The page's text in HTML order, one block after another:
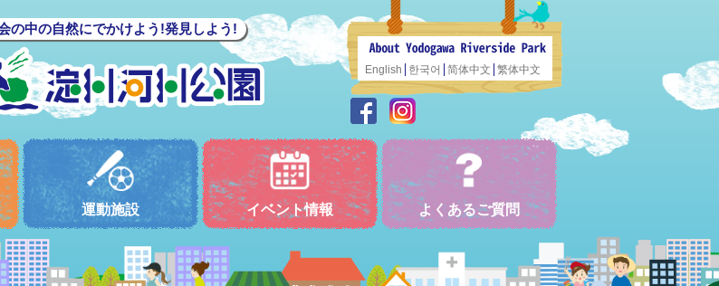
の中の自然にでかけよう!発見しよう!
English 한국어 简体中文 繁体中文
運動施設 イベント情報 よくあるご質問